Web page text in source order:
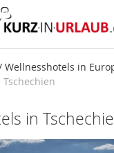
Wellnesshotels in
in